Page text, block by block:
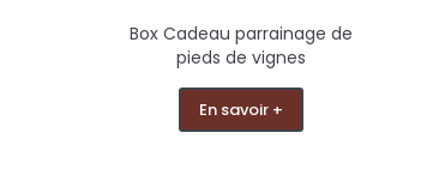
Box Cadeau parrainage de
pieds de vignes
En savoir +